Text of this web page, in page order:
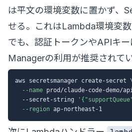
は平文の環境変数に置かず、
せる。これはLambda環境変
でも、認証トークンやAPIキ
Managerの利用が推奨されてい
aws secretsmanager create-secret
--name prod/claude-code-demo/
  --secret-string
--region